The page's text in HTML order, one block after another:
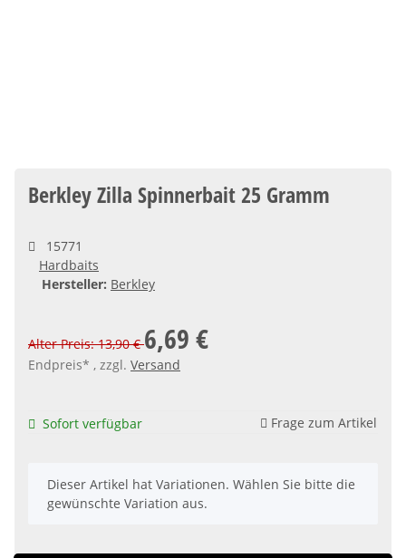
Berkley Zilla Spinnerbait 25 Gramm
15771
Hardbaits
Hersteller: Berkley
Alter Preis: 13,90 €6,69 €
Endpreis* , zzgl. Versand
Sofort verfügbar Frage zum Artikel
x
Dieser Artikel hat Variationen. Wählen Sie bitte die
gewünschte Variation aus.